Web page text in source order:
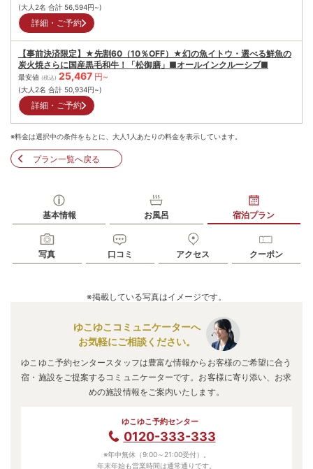
(大人2名 合計 56,594円~)
詳細・ご予約
【事前決済限定】★先割60（10％OFF）★幻の魚イトウ・選べる鮮魚の
炭火焼さらに国産黒毛和牛！「松御膳」■オールインクルーシブ■
最安値 (税込) 25,467 円~
(大人2名 合計 50,934円~)
詳細・ご予約
※料金は選択中の条件をもとに、大人1人あたりの料金を表示しています。
プラン一覧へ戻る
基本情報 お風呂 宿泊プラン
写真 口コミ アクセス クーポン
※掲載している写真はイメージです。
ゆこゆこコミュニケーターへ
お気軽にご相談ください。
ゆこゆこ予約センタースタッフは豊富な情報からお客様のご希望に合う
宿・施設をご提案するコミュニケーターです。お客様に寄り添い、お求
めの施設情報をご案内いたします。
ゆこゆこ予約センター
0120-333-333
※年中無休（9:00～21:00受付）。
年末年始も営業時間は通常通りです。